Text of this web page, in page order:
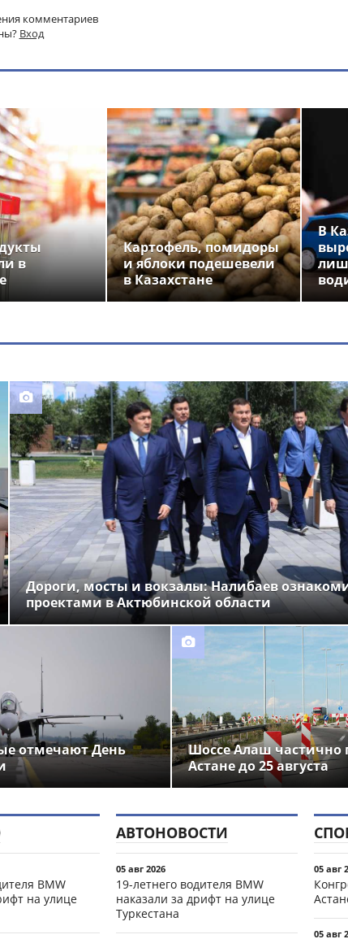
комментариев
Вход
в
Картофель, помидоры
и яблоки подешевели
в Казахстане
В
Дороги, мосты и вокзалы: Налибаев
проектами в Актюбинской области
отмечают День
Шоссе Алаш частично
Астане до 25 августа
BMW
на улице
АВТОНОВОСТИ
05 авг 2026
19-летнего водителя BMW
наказали за дрифт на улице
Туркестана
05 авг
05 авг